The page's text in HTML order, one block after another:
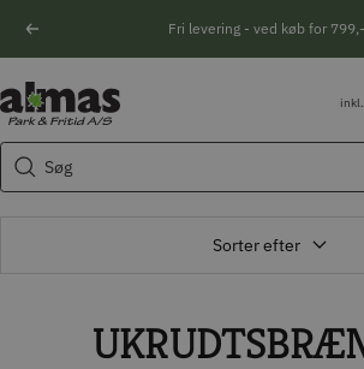
Forrige Fri levering - ved køb for
Søg
Almas
Park
&
Fritid
Sorter efter
Søgeforslag
Husqvarna motorsav
Kikkert
Blink